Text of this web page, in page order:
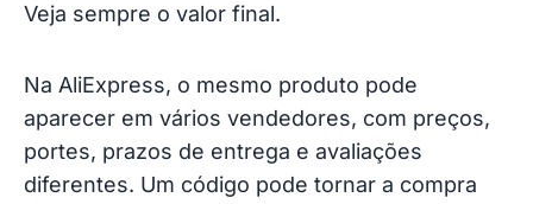
Veja sempre o valor final.
Na AliExpress, o mesmo produto pode
aparecer em vários vendedores, com preços,
portes, prazos de entrega e avaliações
diferentes. Um código pode tornar a compra